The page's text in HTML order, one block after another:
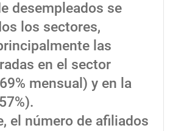
desempleados se
los sectores,
las
en el sector
mensual) y en la
el número de afiliados